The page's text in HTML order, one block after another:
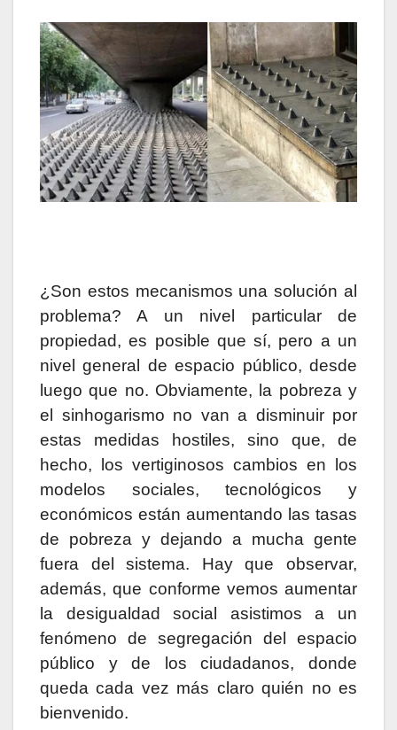
¿Son estos mecanismos una solución al
problema? A un nivel particular de
propiedad, es posible que sí, pero a un
nivel general de espacio público, desde
luego que no. Obviamente, la pobreza y
el sinhogarismo no van a disminuir por
estas medidas hostiles, sino que, de
hecho, los vertiginosos cambios en los
modelos sociales, tecnológicos y
económicos están aumentando las tasas
de pobreza y dejando a mucha gente
fuera del sistema. Hay que observar,
además, que conforme vemos aumentar
la desigualdad social asistimos a un
fenómeno de segregación del espacio
público y de los ciudadanos, donde
queda cada vez más claro quién no es
bienvenido.